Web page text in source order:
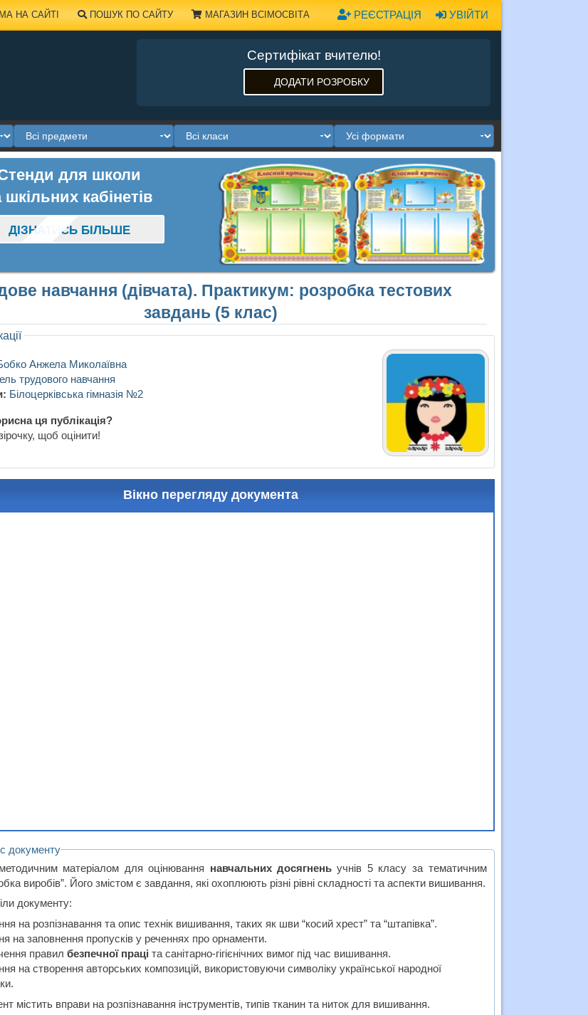
УВІЙТИ
РЕЄСТРАЦІЯ
НА САЙТІ ПОШУК ПО САЙТУ МАГАЗИН ВСІМОСВІТА
Сертифікат вчителю!
ДОДАТИ РОЗРОБКУ
для школи
шкільних кабінетів
ДІЗНАТИСЬ БІЛЬШЕ
навчання (дівчата). Практикум: розробка тестових
завдань (5 клас)
Анжела Миколаївна
трудового навчання
Білоцерківська гімназія №2
ця публікація?
щоб оцінити!
Вікно перегляду документа
документу
матеріалом для оцінювання навчальних досягненьучнів 5 класу за тематичним
виробів”. Його змістом є завдання, які охоплюють різні рівні складності та аспекти вишивання.
документу:
на розпізнавання та опис технік вишивання, таких як шви “косий хрест” та “штапівка”.
на заповнення пропусків у реченнях про орнаменти.
правилбезпечної праці та санітарно-гігієнічних вимог під час вишивання.
на створення авторських композицій, використовуючи символіку української народної
містить вправи на розпізнавання інструментів, типів тканин та ниток для вишивання.